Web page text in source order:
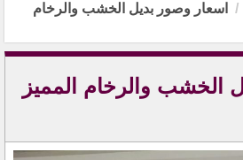
اسعار وصور بديل الخشب والرخام
الخشب والرخام المميز